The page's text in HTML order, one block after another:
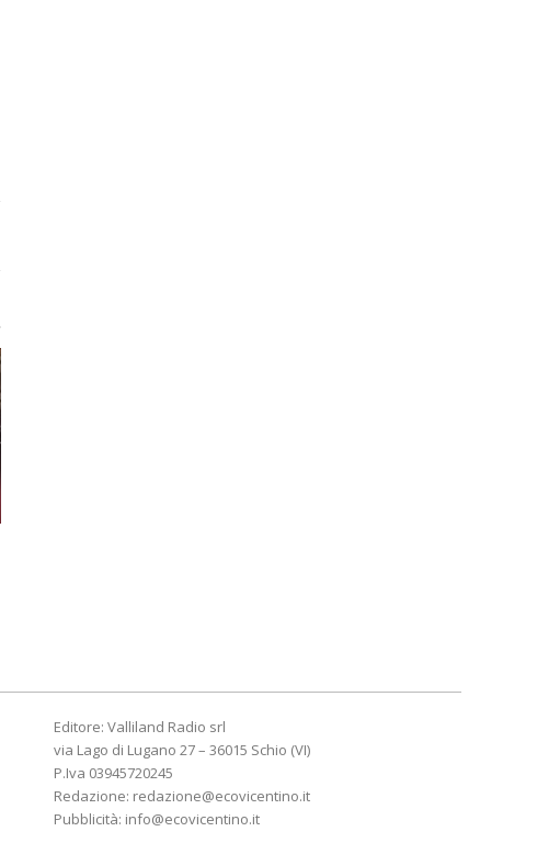
Editore: Valliland Radio srl
via Lago di Lugano 27 – 36015 Schio (VI)
P.Iva 03945720245
Redazione: redazione@ecovicentino.it
Pubblicità: info@ecovicentino.it